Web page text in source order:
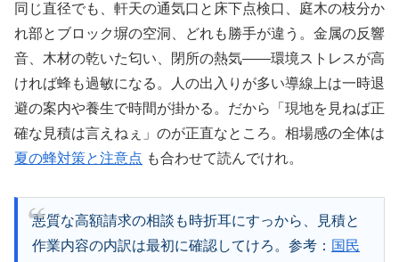
同じ直径でも、軒天の通気口と床下点検口、庭木の枝分か
れ部とブロック塀の空洞、どれも勝手が違う。金属の反響
音、木材の乾いた匂い、閉所の熱気――環境ストレスが高
ければ蜂も過敏になる。人の出入りが多い導線上は一時退
避の案内や養生で時間が掛かる。だから「現地を見ねば正
確な見積は言えねぇ」のが正直なところ。相場感の全体は
夏の蜂対策と注意点 も合わせて読んでけれ。
悪質な高額請求の相談も時折耳にすっから、見積と
作業内容の内訳は最初に確認してけろ。参考： 国民